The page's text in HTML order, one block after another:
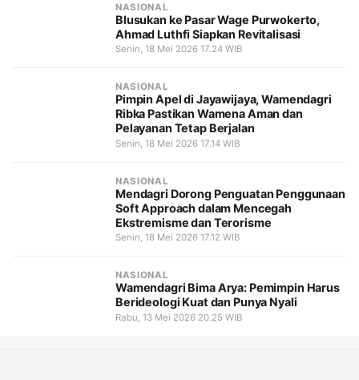
NASIONAL
Blusukan ke Pasar Wage Purwokerto,
Ahmad Luthfi Siapkan Revitalisasi
Senin, 18 Mei 2026 17.24 WIB
NASIONAL
Pimpin Apel di Jayawijaya, Wamendagri
Ribka Pastikan Wamena Aman dan
Pelayanan Tetap Berjalan
Senin, 18 Mei 2026 17.14 WIB
NASIONAL
Mendagri Dorong Penguatan Penggunaan
Soft Approach dalam Mencegah
Ekstremisme dan Terorisme
Senin, 18 Mei 2026 17.12 WIB
NASIONAL
Wamendagri Bima Arya: Pemimpin Harus
Berideologi Kuat dan Punya Nyali
Rabu, 13 Mei 2026 20.25 WIB